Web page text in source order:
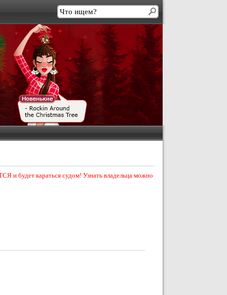
и будет караться судом! Узнать владельца можно